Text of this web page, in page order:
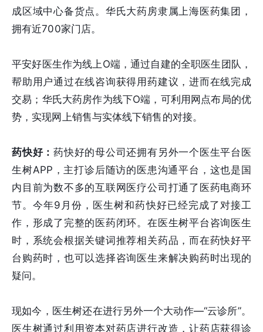
成区域中心备货点。华氏大药房隶属上海医药集团，
拥有近700家门店。
平安好医生作为线上O端，通过自建的全职医生团队，
帮助用户通过在线咨询获得用药建议，进而在线完成
交易；华氏大药房作为线下O端，可利用网点布局的优
势，实现网上销售与实体线下销售的对接。
药快好：药快好的母公司还拥有另外一个医生平台医
生树APP，主打诊后随访的医患沟通平台，这也是国
内目前为数不多的互联网医疗公司打通了医药电商环
节。今年9月份，医生树和药快好已经完成了对接工
作，形成了完整的医药闭环。在医生树平台咨询医生
时，系统会根据关键词推荐相关药品，而在药快好平
台购药时，也可以选择咨询医生来解决购药时出现的
疑问。
现如今，医生树还在进行另外一个大动作—“云诊所”。
医生树通过利用资本对药店进行改造，让药店获得诊